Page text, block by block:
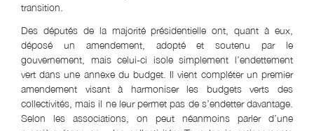
transition.
Des députés de la majorité présidentielle ont, quant à eux,
déposé un amendement, adopté et soutenu par le
gouvernement, mais celui-ci isole simplement l’endettement
vert dans une annexe du budget. Il vient compléter un premier
amendement visant à harmoniser les budgets verts des
collectivités, mais il ne leur permet pas de s’endetter davantage.
Selon les associations, on peut néanmoins parler d’une